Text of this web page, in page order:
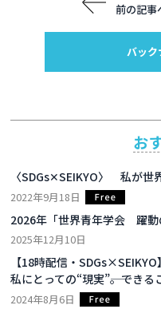
前の記事
バッ
お
〈SDGs✕SEIKYO〉 私が世
2022年9月18日
2026年「世界青年学会 躍動
2025年12月10日
【18時配信・
私にとっての“現実”――。でき
2024年8月6日